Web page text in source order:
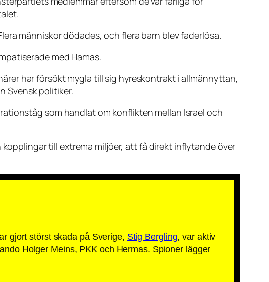
människor dödades, och flera barn blev faderlösa.
med Hamas.
har försökt mygla till sig hyreskontrakt i allmännyttan,
Svensk politiker.
som handlat om konflikten mellan Israel och
till extrema miljöer, att få direkt inflytande över
gjort störst skada på Sverige, Stig Bergling, var aktiv
Holger Meins, PKK och Hermas. Spioner lägger